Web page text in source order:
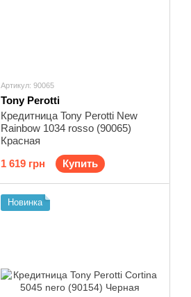
Артикул: 90065
Tony Perotti
Кредитница Tony Perotti New
Rainbow 1034 rosso (90065)
Красная
1 619 грн
Купить
Новинка